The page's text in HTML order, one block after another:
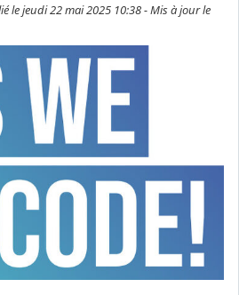
le jeudi 22 mai 2025 10:38 - Mis à jour le